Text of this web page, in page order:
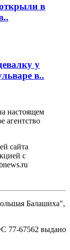
в
у
в..
настоящем
агентство
сайта
с
Балашиха",
‎77-67562 выдано